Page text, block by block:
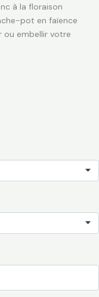
à la floraison
pot en faïence
ou embellir votre